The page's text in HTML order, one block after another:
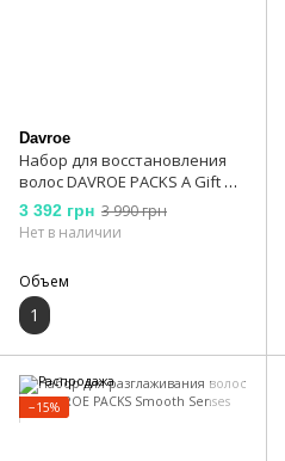
Davroe
Набор для восстановления
волос DAVROE PACKS A Gift Of
Wellness Repair Senses
3 392 грн 3 990 грн
Нет в наличии
Объем
1
−15%